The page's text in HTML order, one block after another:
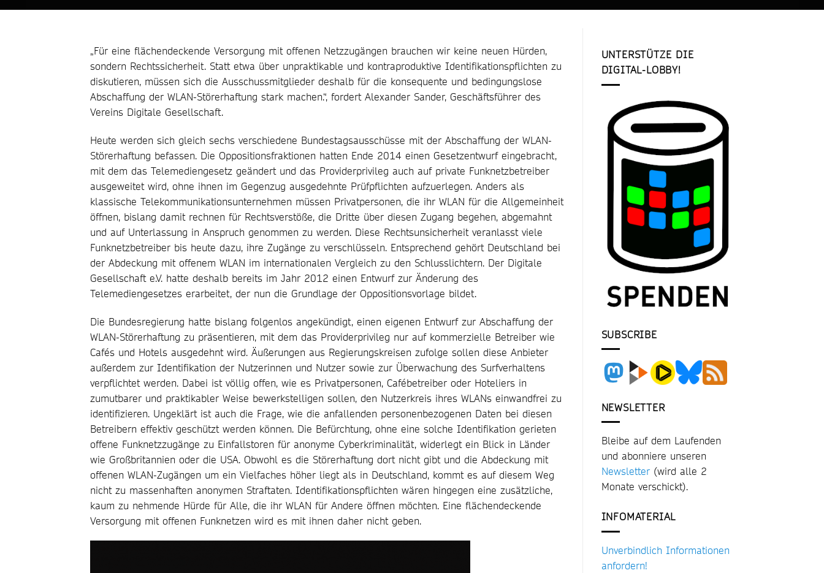
„Für eine flächendeckende Versorgung mit offenen Netzzugängen brauchen wir keine neuen Hürden,
sondern Rechtssicherheit. Statt etwa über unpraktikable und kontraproduktive Identifikationspflichten zu
diskutieren, müssen sich die Ausschussmitglieder deshalb für die konsequente und bedingungslose
Abschaffung der WLAN-Störerhaftung stark machen.“, fordert Alexander Sander, Geschäftsführer des
Vereins Digitale Gesellschaft.
Heute werden sich gleich sechs verschiedene Bundestagsausschüsse mit der Abschaffung der WLAN-
Störerhaftung befassen. Die Oppositionsfraktionen hatten Ende 2014 einen Gesetzentwurf eingebracht,
mit dem das Telemediengesetz geändert und das Providerprivileg auch auf private Funknetzbetreiber
ausgeweitet wird, ohne ihnen im Gegenzug ausgedehnte Prüfpflichten aufzuerlegen. Anders als
klassische Telekommunikationsunternehmen müssen Privatpersonen, die ihr WLAN für die Allgemeinheit
öffnen, bislang damit rechnen für Rechtsverstöße, die Dritte über diesen Zugang begehen, abgemahnt
und auf Unterlassung in Anspruch genommen zu werden. Diese Rechtsunsicherheit veranlasst viele
Funknetzbetreiber bis heute dazu, ihre Zugänge zu verschlüsseln. Entsprechend gehört Deutschland bei
der Abdeckung mit offenem WLAN im internationalen Vergleich zu den Schlusslichtern. Der Digitale
Gesellschaft e.V. hatte deshalb bereits im Jahr 2012 einen Entwurf zur Änderung des
Telemediengesetzes erarbeitet, der nun die Grundlage der Oppositionsvorlage bildet.
Die Bundesregierung hatte bislang folgenlos angekündigt, einen eigenen Entwurf zur Abschaffung der
WLAN-Störerhaftung zu präsentieren, mit dem das Providerprivileg nur auf kommerzielle Betreiber wie
Cafés und Hotels ausgedehnt wird. Äußerungen aus Regierungskreisen zufolge sollen diese Anbieter
außerdem zur Identifikation der Nutzerinnen und Nutzer sowie zur Überwachung des Surfverhaltens
verpflichtet werden. Dabei ist völlig offen, wie es Privatpersonen, Cafébetreiber oder Hoteliers in
zumutbarer und praktikabler Weise bewerkstelligen sollen, den Nutzerkreis ihres WLANs einwandfrei zu
identifizieren. Ungeklärt ist auch die Frage, wie die anfallenden personenbezogenen Daten bei diesen
Betreibern effektiv geschützt werden können. Die Befürchtung, ohne eine solche Identifikation gerieten
offene Funknetzzugänge zu Einfallstoren für anonyme Cyberkriminalität, widerlegt ein Blick in Länder
wie Großbritannien oder die USA. Obwohl es die Störerhaftung dort nicht gibt und die Abdeckung mit
offenen WLAN-Zugängen um ein Vielfaches höher liegt als in Deutschland, kommt es auf diesem Weg
nicht zu massenhaften anonymen Straftaten. Identifikationspflichten wären hingegen eine zusätzliche,
kaum zu nehmende Hürde für Alle, die ihr WLAN für Andere öffnen möchten. Eine flächendeckende
Versorgung mit offenen Funknetzen wird es mit ihnen daher nicht geben.
UNTERSTÜTZE DIE
DIGITAL-LOBBY!
SUBSCRIBE
NEWSLETTER
Bleibe auf dem Laufenden
und abonniere unseren
Newsletter(wird alle 2
Monate verschickt).
INFOMATERIAL
Unverbindlich Informationen
anfordern!